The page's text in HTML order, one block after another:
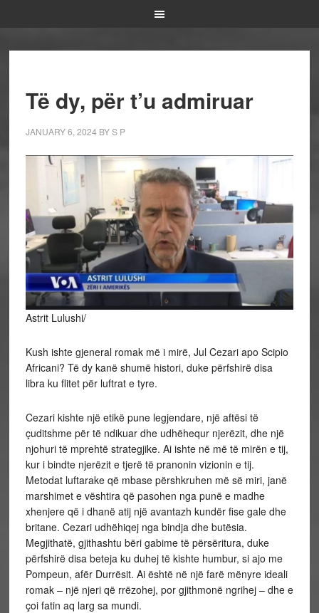
Të dy, për t’u admiruar
JANUARY 6, 2024 BYS P
Astrit Lulushi/
Kush ishte gjeneral romak më i mirë, Jul Cezari apo Scipio
Africani? Të dy kanë shumë histori, duke përfshirë disa
libra ku flitet për luftrat e tyre.
Cezari kishte një etikë pune legjendare, një aftësi të
çuditshme për të ndikuar dhe udhëhequr njerëzit, dhe një
njohuri të mprehtë strategjike. Ai ishte në më të mirën e tij,
kur i bindte njerëzit e tjerë të pranonin vizionin e tij.
Metodat luftarake që mbase përshkruhen më së miri, janë
marshimet e vështira që pasohen nga punë e madhe
xhenjere që i dhanë atij një avantazh kundër fise gale dhe
britane. Cezari udhëhiqej nga bindja dhe butësia.
Megjithatë, gjithashtu bëri gabime të përsëritura, duke
përfshirë disa beteja ku duhej të kishte humbur, si ajo me
Pompeun, afër Durrësit. Ai është në një farë mënyre ideali
romak – një njeri që rrëzohej, por gjithmonë ngrihej – dhe e
çoi fatin aq larg sa mundi.